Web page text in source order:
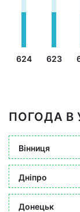
624 623
ПОГОДА В
Вінниця
Дніпро
Донецьк